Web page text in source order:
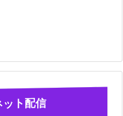
ト配信